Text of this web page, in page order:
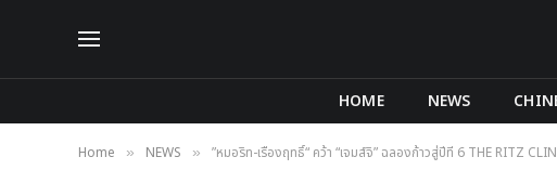
HOME NEWS
Home » NEWS » ”หมอริท-เรืองฤทธิ์“ คว้า “เจมส์จิ” ฉลองก้าวสู่ปีที่ 6 THE RITZ